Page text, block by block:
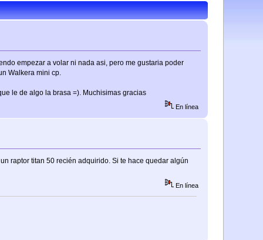
empezar a volar ni nada asi, pero me gustaria poder
Walkera mini cp.
le de algo la brasa =). Muchisimas gracias
En línea
raptor titan 50 recién adquirido. Si te hace quedar algún
En línea